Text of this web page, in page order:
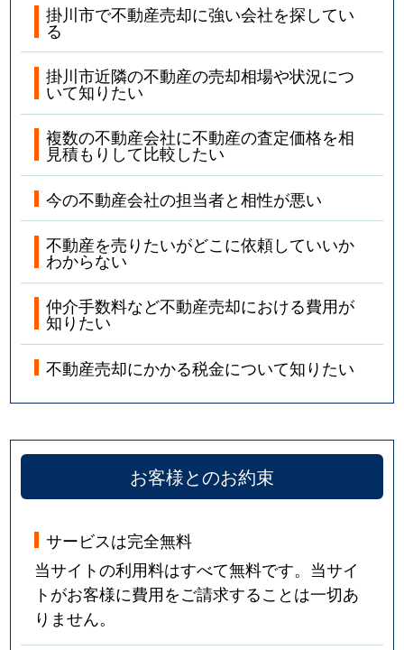
掛川市で不動産売却に強い会社を探してい
る
掛川市近隣の不動産の売却相場や状況につ
いて知りたい
複数の不動産会社に不動産の査定価格を相
見積もりして比較したい
今の不動産会社の担当者と相性が悪い
不動産を売りたいがどこに依頼していいか
わからない
仲介手数料など不動産売却における費用が
知りたい
不動産売却にかかる税金について知りたい
お客様とのお約束
サービスは完全無料
当サイトの利用料はすべて無料です。当サイ
トがお客様に費用をご請求することは一切あ
りません。